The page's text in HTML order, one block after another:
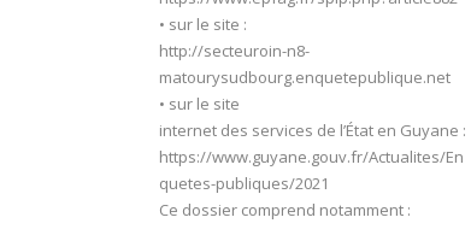
• sur le site :
http://secteuroin-n8-
matourysudbourg.enquetepublique.net
• sur le site
internet des services de l’État en Guyane :
https://www.guyane.gouv.fr/Actualites/En
quetes-publiques/2021
Ce dossier comprend notamment :